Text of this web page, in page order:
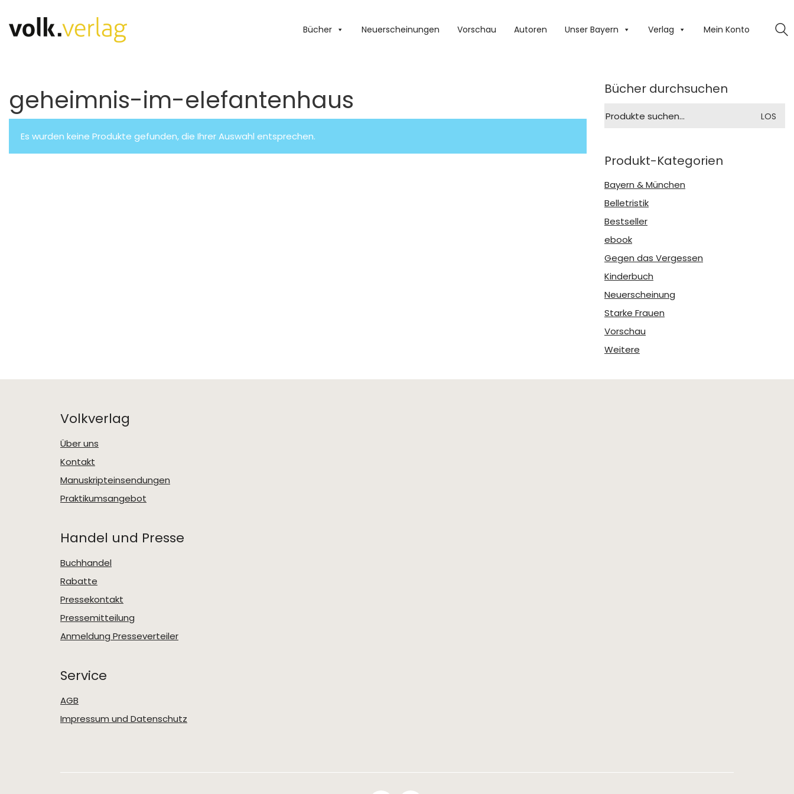
Bücher Neuerscheinungen Vorschau Autoren Unser Bayern Verlag Mein Konto
geheimnis-im-elefantenhaus
Es wurden keine Produkte gefunden, die Ihrer Auswahl entsprechen.
Bücher durchsuchen
nach:
LOS
Produkt-Kategorien
Bayern & München
Belletristik
Bestseller
ebook
Gegen das Vergessen
Kinderbuch
Neuerscheinung
Starke Frauen
Vorschau
Weitere
Volkverlag
Über uns
Kontakt
Manuskripteinsendungen
Praktikumsangebot
Handel und Presse
Buchhandel
Rabatte
Pressekontakt
Pressemitteilung
Anmeldung Presseverteiler
Service
AGB
Impressum und Datenschutz